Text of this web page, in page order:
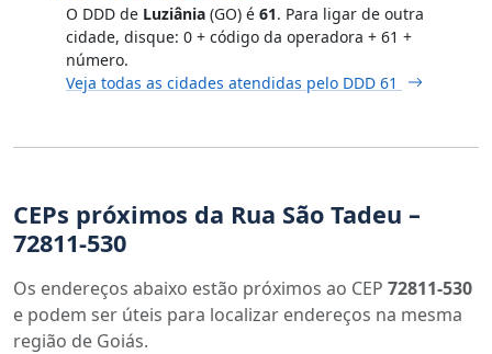
O DDD de Luziânia (GO) é 61. Para ligar de outra
cidade, disque: 0 + código da operadora + 61 +
número.
Veja todas as cidades atendidas pelo DDD 61
CEPs próximos da Rua São Tadeu –
72811-530
Os endereços abaixo estão próximos ao CEP 72811-530
e podem ser úteis para localizar endereços na mesma
região de Goiás.